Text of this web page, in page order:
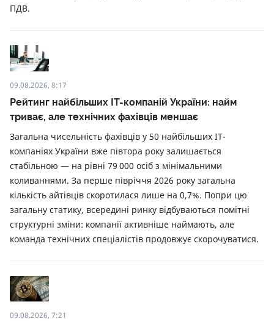
ПДВ.
09.08.2026, 8:17
Рейтинг найбільших ІТ-компаній України: найм
триває, але технічних фахівців меншає
Загальна чисельність фахівців у 50 найбільших ІТ-
компаніях України вже півтора року залишається
стабільною — на рівні 79 000 осіб з мінімальними
коливаннями. За перше півріччя 2026 року загальна
кількість айтівців скоротилася лише на 0,7%. Попри цю
загальну статику, всередині ринку відбуваються помітні
структурні зміни: компанії активніше наймають, але
команда технічних спеціалістів продовжує скорочуватися.
09.08.2026, 7:21